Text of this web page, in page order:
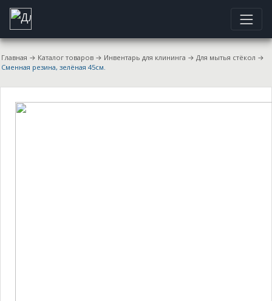
Главная → Каталог товаров → Инвентарь для клининга → Для мытья стёкол →
Сменная резина, зелёная 45см.